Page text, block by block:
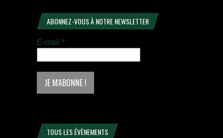
ABONNEZ-VOUS À NOTRE NEWSLETTER
E-mail *
TOUS LES ÉVÈNEMENTS